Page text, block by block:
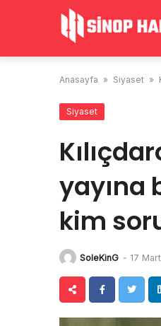
Anasayfa » Siyaset »
Siyaset
yayına
kim
SoleKinG - 17